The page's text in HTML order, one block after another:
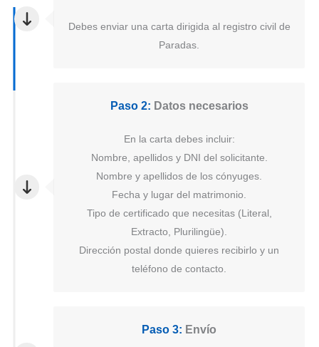
Debes enviar una carta dirigida al registro civil de
Paradas.
Paso 2: Datos necesarios
En la carta debes incluir:
Nombre, apellidos y DNI del solicitante.
Nombre y apellidos de los cónyuges.
Fecha y lugar del matrimonio.
Tipo de certificado que necesitas (Literal,
Extracto, Plurilingüe).
Dirección postal donde quieres recibirlo y un
teléfono de contacto.
Paso 3: Envío